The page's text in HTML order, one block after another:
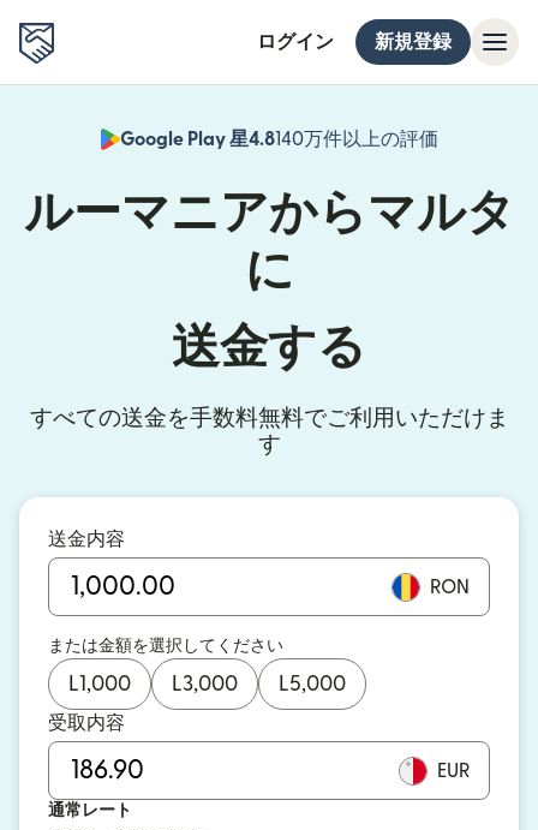
ログイン 新規登録
Google Play 星4.8140万件以上の評価
（別ウィン
ルーマニアからマルタ
に
送金する
すべての送金を手数料無料でご利用いただけま
す
送金内容
RON
または金額を選択してください
L1,000 L3,000 L5,000
受取内容
EUR
通常レート